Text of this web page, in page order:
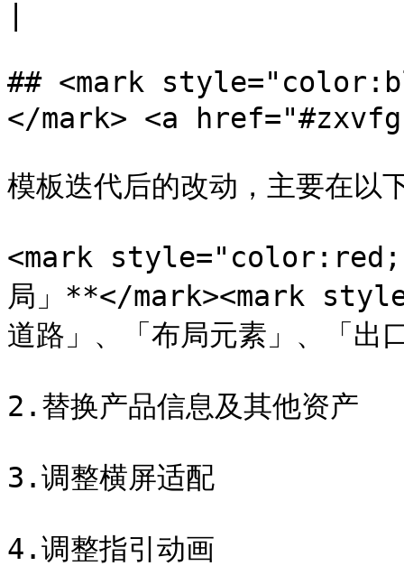
## <mark
</mark> <a
模板迭代后的改动，主要在以
<mark
局」**</mark><mark
道路」、「布局元素」、「
2.替换产品信息及其他资产
3.调整横屏适配
4.调整指引动画